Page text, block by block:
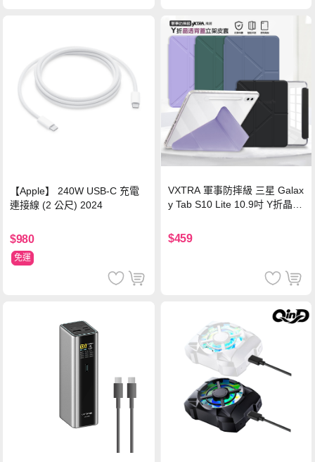
【Apple】 240W USB-C 充電
連接線 (2 公尺) 2024
$980
免運
VXTRA 軍事防摔級 三星 Galax
y Tab S10 Lite 10.9吋 Y折晶透
$459